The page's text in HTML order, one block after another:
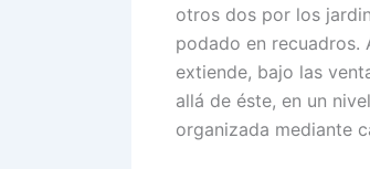
otros dos por los
podado en
extiende, bajo las
allá de éste, en un
organizada mediante